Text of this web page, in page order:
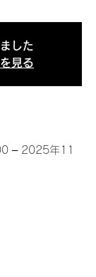
した
見る
– 2025年11